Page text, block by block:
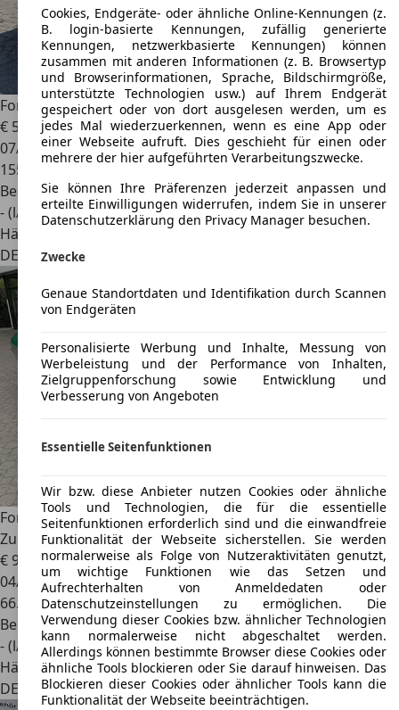
Ford Granada
€ 5.990
07/1983
155.000 km
Benzin
- (l/100 km)
Händler
DE 56743Mendig
Ford GranadaI Coupé 1.7 V4 *nur 67 TKM*HU neu*H-
Zulassung*
€ 9.450
04/1976
66.900 km
Benzin
- (l/100 km)
Händler
DE 27616Beverstedt
Cookies, Endgeräte- oder ähnliche Online-Kennungen (z.
B. login-basierte Kennungen, zufällig generierte
Kennungen, netzwerkbasierte Kennungen) können
zusammen mit anderen Informationen (z. B. Browsertyp
und Browserinformationen, Sprache, Bildschirmgröße,
unterstützte Technologien usw.) auf Ihrem Endgerät
gespeichert oder von dort ausgelesen werden, um es
jedes Mal wiederzuerkennen, wenn es eine App oder
einer Webseite aufruft. Dies geschieht für einen oder
mehrere der hier aufgeführten Verarbeitungszwecke.
Sie können Ihre Präferenzen jederzeit anpassen und
erteilte Einwilligungen widerrufen, indem Sie in unserer
Datenschutzerklärung den Privacy Manager besuchen.
Zwecke
Genaue Standortdaten und Identifikation durch Scannen
von Endgeräten
Personalisierte Werbung und Inhalte, Messung von
Werbeleistung und der Performance von Inhalten,
Zielgruppenforschung sowie Entwicklung und
Verbesserung von Angeboten
Essentielle Seitenfunktionen
Wir bzw. diese Anbieter nutzen Cookies oder ähnliche
Tools und Technologien, die für die essentielle
Seitenfunktionen erforderlich sind und die einwandfreie
Funktionalität der Webseite sicherstellen. Sie werden
normalerweise als Folge von Nutzeraktivitäten genutzt,
um wichtige Funktionen wie das Setzen und
Aufrechterhalten von Anmeldedaten oder
Datenschutzeinstellungen zu ermöglichen. Die
Verwendung dieser Cookies bzw. ähnlicher Technologien
kann normalerweise nicht abgeschaltet werden.
Allerdings können bestimmte Browser diese Cookies oder
ähnliche Tools blockieren oder Sie darauf hinweisen. Das
Blockieren dieser Cookies oder ähnlicher Tools kann die
Funktionalität der Webseite beeinträchtigen.